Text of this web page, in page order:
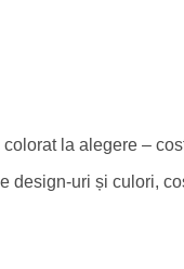
la alegere –
design-uri și culori,